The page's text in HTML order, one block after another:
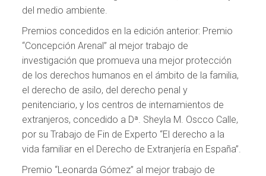
del medio ambiente.
Premios concedidos en la edición anterior: Premio
“Concepción Arenal” al mejor trabajo de
investigación que promueva una mejor protección
de los derechos humanos en el ámbito de la familia,
el derecho de asilo, del derecho penal y
penitenciario, y los centros de internamientos de
extranjeros, concedido a Dª. Sheyla M. Oscco Calle,
por su Trabajo de Fin de Experto “El derecho a la
vida familiar en el Derecho de Extranjería en España”.
Premio “Leonarda Gómez” al mejor trabajo de